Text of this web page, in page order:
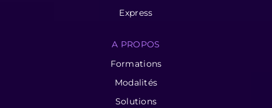
Express
A PROPOS
Formations
Modalités
Solutions